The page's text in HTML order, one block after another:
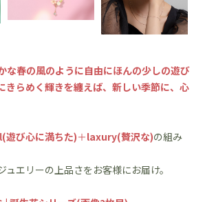
な春の風のように自由にほんの少しの遊び
きらめく輝きを纏えば、新しい季節に、心
び心に満ちた)＋laxury(贅沢な)の組み
ュエリーの上品さをお客様にお届け。